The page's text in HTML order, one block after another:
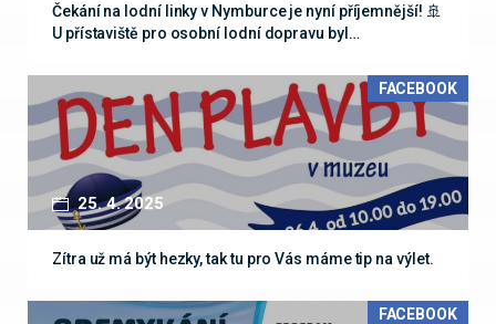
Čekání na lodní linky v Nymburce je nyní příjemnější! 🚢
U přístaviště pro osobní lodní dopravu byl…
25. 4. 2025
FACEBOOK
Zítra už má být hezky, tak tu pro Vás máme tip na výlet.
FACEBOOK